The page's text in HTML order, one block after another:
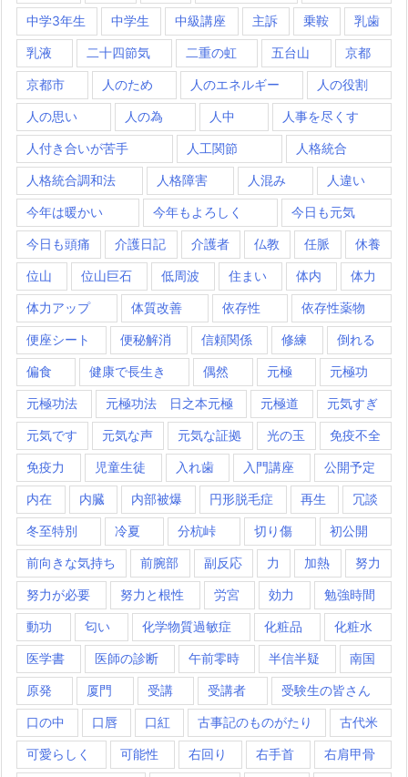
中学3年生 中学生 中級講座 主訴 乗鞍 乳歯
乳液 二十四節気 二重の虹 五台山 京都
京都市 人のため 人のエネルギー 人の役割
人の思い 人の為 人中 人事を尽くす
人付き合いが苦手 人工関節 人格統合
人格統合調和法 人格障害 人混み 人違い
今年は暖かい 今年もよろしく 今日も元気
今日も頭痛 介護日記 介護者 仏教 任脈 休養
位山 位山巨石 低周波 住まい 体内 体力
体力アップ 体質改善 依存性 依存性薬物
便座シート 便秘解消 信頼関係 修練 倒れる
偏食 健康で長生き 偶然 元極 元極功
元極功法 元極功法 日之本元極 元極道 元気すぎ
元気です 元気な声 元気な証拠 光の玉 免疫不全
免疫力 児童生徒 入れ歯 入門講座 公開予定
内在 内臓 内部被爆 円形脱毛症 再生 冗談
冬至特別 冷夏 分杭峠 切り傷 初公開
前向きな気持ち 前腕部 副反応 力 加熱 努力
努力が必要 努力と根性 労宮 効力 勉強時間
動功 匂い 化学物質過敏症 化粧品 化粧水
医学書 医師の診断 午前零時 半信半疑 南国
原発 厦門 受講 受講者 受験生の皆さん
口の中 口唇 口紅 古事記のものがたり 古代米
可愛らしく 可能性 右回り 右手首 右肩甲骨